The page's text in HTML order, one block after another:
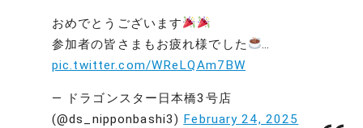
おめでとうございます
参加者の皆さまもお疲れ様でした
…
pic.twitter.com/WReLQAm7BW
— ドラゴンスター日本橋3号店
(@ds_nipponbashi3) February 24, 2025